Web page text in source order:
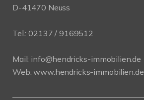
D-41470 Neuss
Tel.: 02137 / 9169512
Mail: info@hendricks-immobilien.de
Web:www.hendricks-immobilien.de